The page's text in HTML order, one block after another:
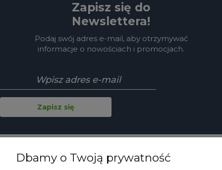
Zapisz się do
Newslettera!
Podaj swój adres e-mail, aby otrzymywać
informacje o nowościach i promocjach.
Zapisz się
Pomoc
Dbamy o Twoją prywatność